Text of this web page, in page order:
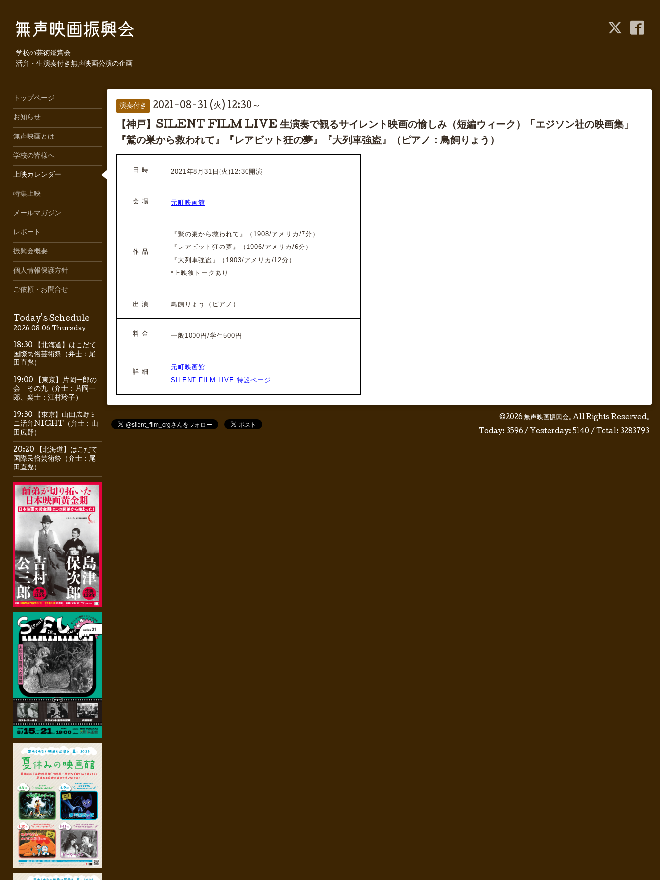
学校の芸術鑑賞会
活弁・生演奏付き無声映画公演の企画
演奏付き 2021-08-31 (火) 12:30～
【神戸】SILENT FILM LIVE 生演奏で観るサイレント映画の愉しみ（短編ウィーク）「エジソン社の映画集」
『鷲の巣から救われて』『レアビット狂の夢』『大列車強盗』（ピアノ：鳥飼りょう）
日 時 2021年8月31日(火)12:30開演
会 場 元町映画館
作 品
『鷲の巣から救われて』
（1908/アメリカ/7分）
『レアビット狂の夢』
（1906/アメリカ/6分）
『大列車強盗』（1903/アメリカ/12分）
*上映後トークあり
出 演 鳥飼りょう（ピアノ）
料 金 一般1000円/学生500円
詳 細
元町映画館
SILENT FILM LIVE 特設ページ
©2026 無声映画振興会. All Rights Reserved.
Today: 3596 / Yesterday: 5140 / Total: 3283793
トップページ
お知らせ
無声映画とは
学校の皆様へ
上映カレンダー
特集上映
メールマガジン
レポート
振興会概要
個人情報保護方針
ご依頼・お問合せ
Today's Schedule
2026.08.06 Thursday
18:30 【北海道】はこだて
国際民俗芸術祭（弁士：尾
田直彪）
19:00 【東京】片岡一郎の
会 その九（弁士：片岡一
郎、楽士：江村玲子）
19:30 【東京】山田広野ミ
ニ活弁NIGHT（弁士：山
田広野）
20:20 【北海道】はこだて
国際民俗芸術祭（弁士：尾
田直彪）